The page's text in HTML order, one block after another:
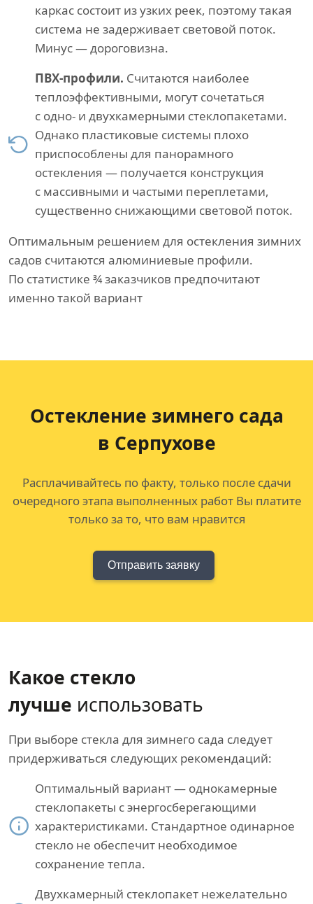
каркас состоит из узких реек, поэтому такая
система не задерживает световой поток.
Минус — дороговизна.
ПВХ-профили. Считаются наиболее
теплоэффективными, могут сочетаться
с одно- и двухкамерными стеклопакетами.
Однако пластиковые системы плохо
приспособлены для панорамного
остекления — получается конструкция
с массивными и частыми переплетами,
существенно снижающими световой поток.
Оптимальным решением для остекления зимних
садов считаются алюминиевые профили.
По статистике ¾ заказчиков предпочитают
именно такой вариант
Остекление зимнего сада
в Серпухове
Расплачивайтесь по факту, только после сдачи
очередного этапа выполненных работ Вы платите
только за то, что вам нравится
Отправить заявку
Какое стекло
лучше использовать
При выборе стекла для зимнего сада следует
придерживаться следующих рекомендаций:
Оптимальный вариант — однокамерные
стеклопакеты с энергосберегающими
характеристиками. Стандартное одинарное
стекло не обеспечит необходимое
сохранение тепла.
Двухкамерный стеклопакет нежелательно